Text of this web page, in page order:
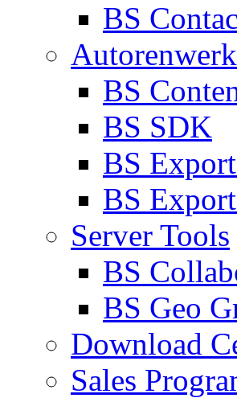
BS
BS
BS SDK
BS
BS
Server Tools
BS
BS Geo
Download
Sales